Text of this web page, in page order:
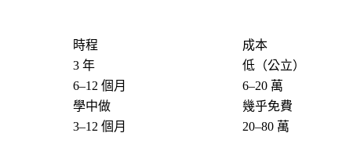
時程 成本
3 年 低（公立）
6–12 個月 6–20 萬
學中做 幾乎免費
3–12 個月 20–80 萬